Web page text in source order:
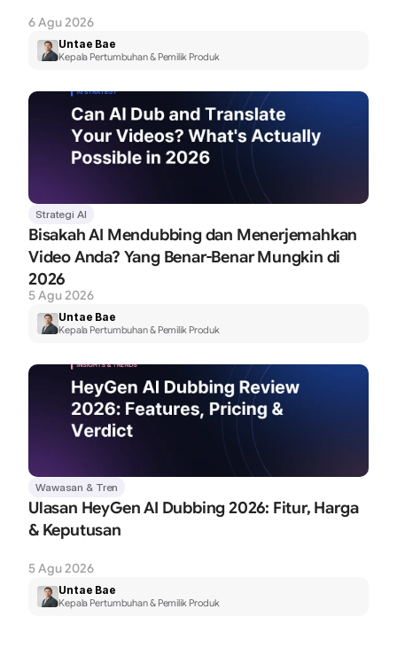
6 Agu 2026
Untae Bae
Kepala Pertumbuhan & Pemilik Produk
Strategi AI
Bisakah AI Mendubbing dan Menerjemahkan
Video Anda? Yang Benar-Benar Mungkin di
2026
5 Agu 2026
Untae Bae
Kepala Pertumbuhan & Pemilik Produk
Wawasan & Tren
Ulasan HeyGen AI Dubbing 2026: Fitur, Harga
& Keputusan
5 Agu 2026
Untae Bae
Kepala Pertumbuhan & Pemilik Produk